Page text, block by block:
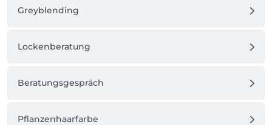
Greyblending
Lockenberatung
Beratungsgespräch
Pflanzenhaarfarbe